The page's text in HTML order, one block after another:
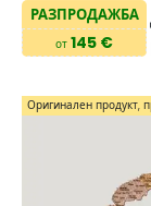
РАЗПРОДАЖБА
от 145 €
Оригинален продукт,